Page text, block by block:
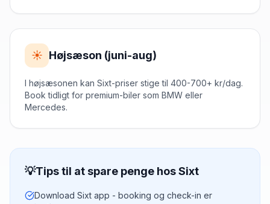
☀️ Højsæson (juni-aug)
I højsæsonen kan Sixt-priser stige til 400-700+ kr/dag.
Book tidligt for premium-biler som BMW eller
Mercedes.
💡Tips til at spare penge hosSixt
Download Sixt app - booking og check-in er